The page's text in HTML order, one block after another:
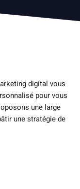
digital vous
pour vous
une large
une stratégie de